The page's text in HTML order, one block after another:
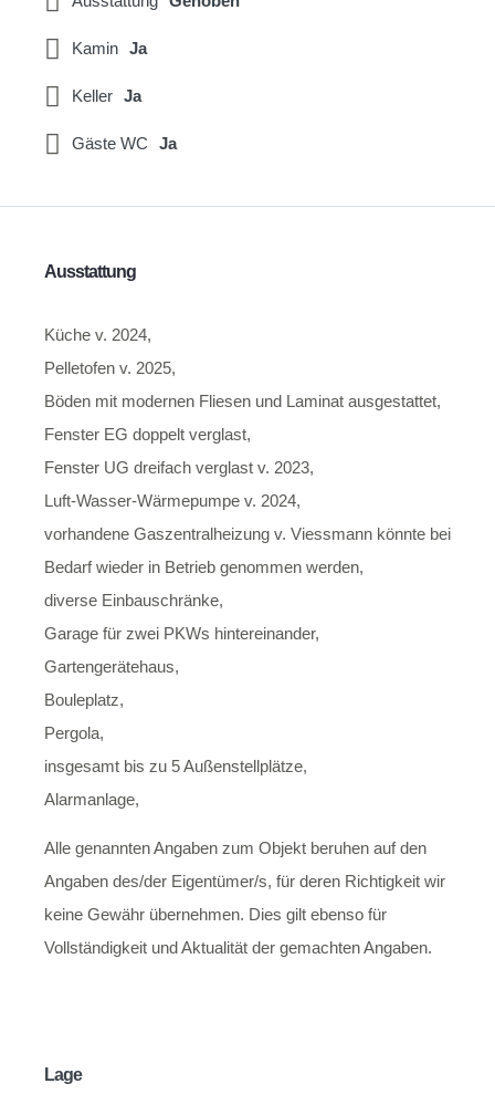
Kamin Ja
Keller Ja
Gäste WC Ja
Ausstattung
Küche v. 2024,
Pelletofen v. 2025,
Böden mit modernen Fliesen und Laminat ausgestattet,
Fenster EG doppelt verglast,
Fenster UG dreifach verglast v. 2023,
Luft-Wasser-Wärmepumpe v. 2024,
vorhandene Gaszentralheizung v. Viessmann könnte bei
Bedarf wieder in Betrieb genommen werden,
diverse Einbauschränke,
Garage für zwei PKWs hintereinander,
Gartengerätehaus,
Bouleplatz,
Pergola,
insgesamt bis zu 5 Außenstellplätze,
Alarmanlage,
Alle genannten Angaben zum Objekt beruhen auf den
Angaben des/der Eigentümer/s, für deren Richtigkeit wir
keine Gewähr übernehmen. Dies gilt ebenso für
Vollständigkeit und Aktualität der gemachten Angaben.
Lage